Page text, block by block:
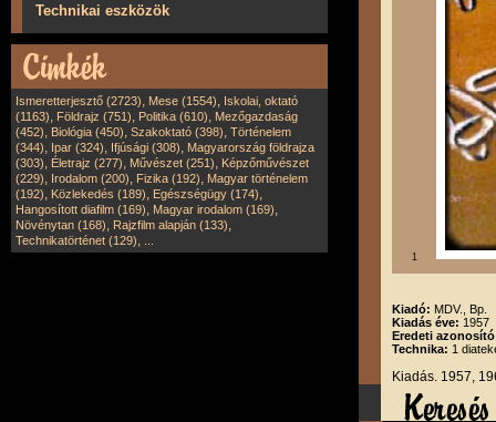
Technikai eszközök
Ismeretterjesztő (2723), Mese (1554), Iskolai, oktató
(1163), Földrajz (751), Politika (610), Mezőgazdaság
(452), Biológia (450), Szakoktató (398), Történelem
(344), Ipar (324), Ifjúsági (308), Magyarország földrajza
(303), Életrajz (277), Művészet (251), Képzőművészet
(229), Irodalom (200), Fizika (192), Magyar történelem
(192), Közlekedés (189), Egészségügy (174),
Hangosított diafilm (169), Magyar irodalom (169),
Növénytan (168), Rajzfilm alapján (133),
Technikatörténet (129),
1
Kiadó: MDV., Bp.
Kiadás éve: 1957
Eredeti
Technika: 1
Kiadás. 1957,